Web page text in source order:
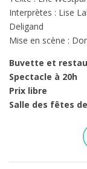
Interprètes : Lise
Deligand
Mise en scène :
Buvette et
Spectacle à 20h
Prix libre
Salle des fêtes